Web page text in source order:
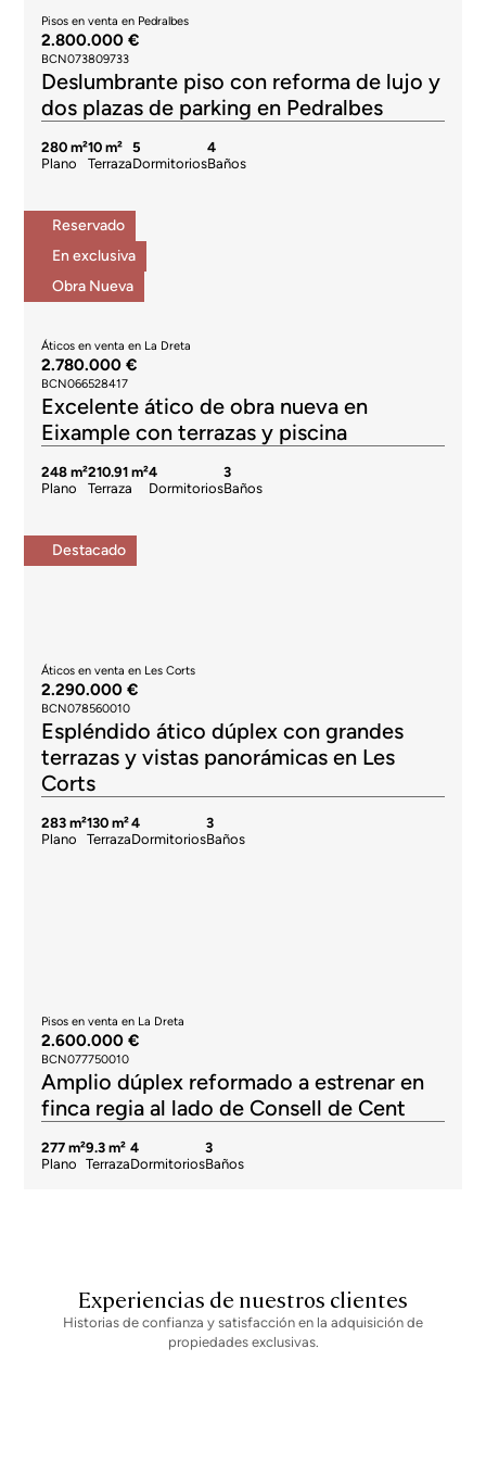
Pisos en venta en Pedralbes
2.800.000 €
BCN073809733
Deslumbrante piso con reforma de lujo y
dos plazas de parking en Pedralbes
280 m²
Plano
10 m²
Terraza
5
Dormitorios
4
Baños
Reservado
En exclusiva
Obra Nueva
Áticos en venta en La Dreta
2.780.000 €
BCN066528417
Excelente ático de obra nueva en
Eixample con terrazas y piscina
248 m²
Plano
210.91 m²
Terraza
4
Dormitorios
3
Baños
Destacado
Áticos en venta en Les Corts
2.290.000 €
BCN078560010
Espléndido ático dúplex con grandes
terrazas y vistas panorámicas en Les
Corts
283 m²
Plano
130 m²
Terraza
4
Dormitorios
3
Baños
Pisos en venta en La Dreta
2.600.000 €
BCN077750010
Amplio dúplex reformado a estrenar en
finca regia al lado de Consell de Cent
277 m²
Plano
9.3 m²
Terraza
4
Dormitorios
3
Baños
Experiencias de nuestros clientes
Historias de confianza y satisfacción en la adquisición de
propiedades exclusivas.